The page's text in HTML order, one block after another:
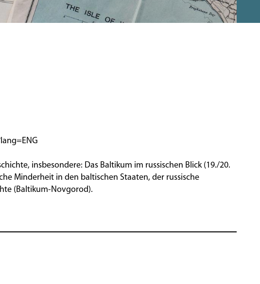
insbesondere: Das Baltikum im russischen Blick (19./20.
Minderheit in den baltischen Staaten, der russische
(Baltikum-Novgorod).